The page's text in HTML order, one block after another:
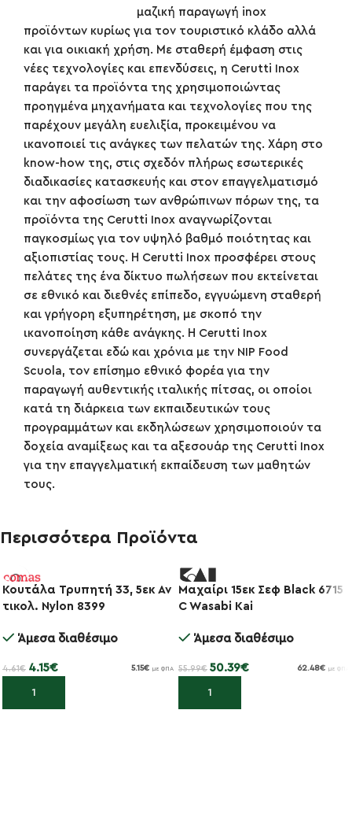
μαζική παραγωγή inox
προϊόντων κυρίως για τον τουριστικό κλάδο αλλά
και για οικιακή χρήση. Με σταθερή έμφαση στις
νέες τεχνολογίες και επενδύσεις, η Cerutti Inox
παράγει τα προϊόντα της χρησιμοποιώντας
προηγμένα μηχανήματα και τεχνολογίες που της
παρέχουν μεγάλη ευελιξία, προκειμένου να
ικανοποιεί τις ανάγκες των πελατών της. Χάρη στο
know-how της, στις σχεδόν πλήρως εσωτερικές
διαδικασίες κατασκευής και στον επαγγελματισμό
και την αφοσίωση των ανθρώπινων πόρων της, τα
προϊόντα της Cerutti Inox αναγνωρίζονται
παγκοσμίως για τον υψηλό βαθμό ποιότητας και
αξιοπιστίας τους. Η Cerutti Inox προσφέρει στους
πελάτες της ένα δίκτυο πωλήσεων που εκτείνεται
σε εθνικό και διεθνές επίπεδο, εγγυώμενη σταθερή
και γρήγορη εξυπηρέτηση, με σκοπό την
ικανοποίηση κάθε ανάγκης. Η Cerutti Inox
συνεργάζεται εδώ και χρόνια με την NIP Food
Scuola, τον επίσημο εθνικό φορέα για την
παραγωγή αυθεντικής ιταλικής πίτσας, οι οποίοι
κατά τη διάρκεια των εκπαιδευτικών τους
προγραμμάτων και εκδηλώσεων χρησιμοποιούν τα
δοχεία αναμίξεως και τα αξεσουάρ της Cerutti Inox
για την επαγγελματική εκπαίδευση των μαθητών
τους.
Περισσότερα Προϊόντα
-10%
Κουτάλα Τρυπητή 33, 5εκ Αν
τικολ. Nylon 8399
Άμεσα διαθέσιμο
4.61€ 4.15€ 5.15€ με ΦΠΑ
Προσθήκη στο καλάθι
Μαχαίρι 15εκ Σεφ Black 6715
C Wasabi Kai
Άμεσα διαθέσιμο
55.99€ 50.39€ 62.48€ με ΦΠΑ
Προσθήκη στο καλάθι